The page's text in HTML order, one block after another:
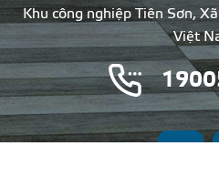
Khu công nghiệp Tiên Sơn,
Việt